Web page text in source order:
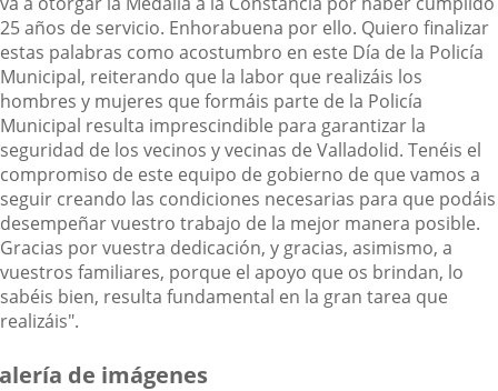
25 años de servicio. Enhorabuena por ello. Quiero finalizar
estas palabras como acostumbro en este Día de la Policía
Municipal, reiterando que la labor que realizáis los
hombres y mujeres que formáis parte de la Policía
Municipal resulta imprescindible para garantizar la
seguridad de los vecinos y vecinas de Valladolid. Tenéis el
compromiso de este equipo de gobierno de que vamos a
seguir creando las condiciones necesarias para que podáis
desempeñar vuestro trabajo de la mejor manera posible.
Gracias por vuestra dedicación, y gracias, asimismo, a
vuestros familiares, porque el apoyo que os brindan, lo
sabéis bien, resulta fundamental en la gran tarea que
realizáis".
de imágenes